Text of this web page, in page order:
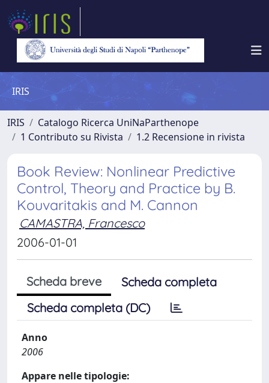
IRIS
IRIS
Catalogo Ricerca UniNaParthenope
1 Contributo su Rivista
1.2 Recensione in rivista
Book Review: Nonlinear Predictive
Control, Theory and Practice by B.
Kouvaritakis and M. Cannon
CAMASTRA, Francesco
2006-01-01
Scheda breve
Scheda completa
Scheda completa (DC)
Anno
2006
Appare nelle tipologie: